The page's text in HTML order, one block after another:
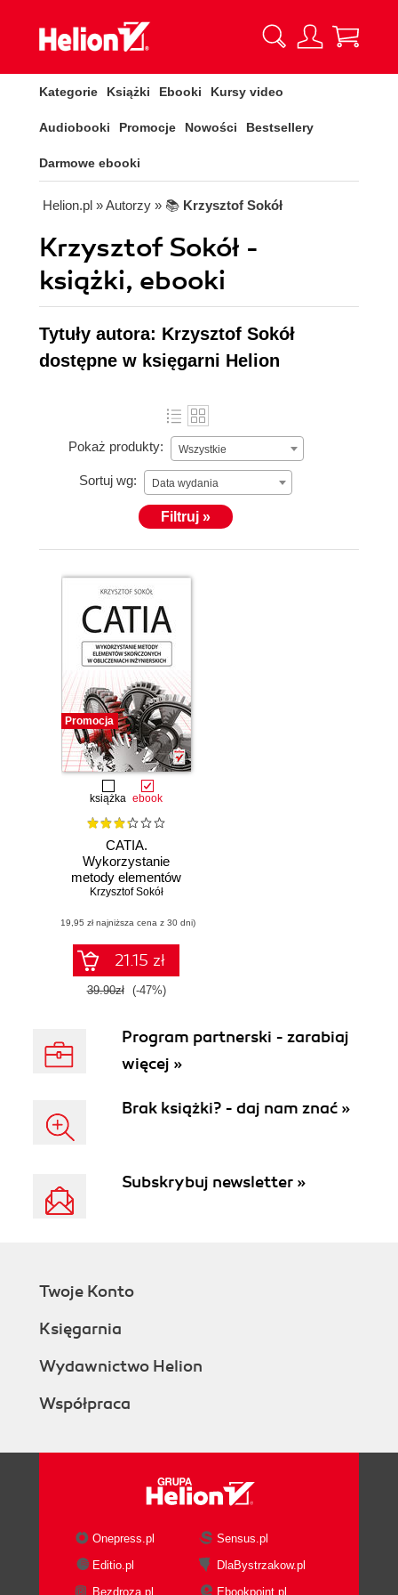
Kategorie Książki Ebooki Kursy video
Audiobooki Promocje Nowości Bestsellery
Darmowe ebooki
Helion.pl » Autorzy » 📚 Krzysztof Sokół
Krzysztof Sokół -
książki, ebooki
Tytuły autora: Krzysztof Sokół
dostępne w księgarni Helion
Pokaż produkty: Wszystkie
Sortuj wg: Data wydania
Filtruj »
Promocja
książka ebook
CATIA.
Wykorzystanie
metody elementów
skończonych w
inżynierskich
Krzysztof Sokół
(19,95 zł najniższa cena z 30 dni)
21.15 zł
39.90zł (-47%)
Program partnerski - zarabiaj
więcej »
Brak książki? - daj nam znać »
Subskrybuj newsletter »
Twoje Konto
Księgarnia
Wydawnictwo Helion
Współpraca
Onepress.pl
Sensus.pl
Editio.pl
DlaBystrzakow.pl
Bezdroza.pl
Ebookpoint.pl